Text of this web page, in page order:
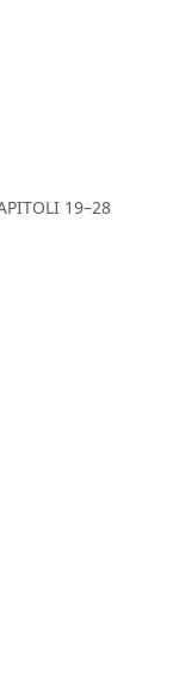
19–28